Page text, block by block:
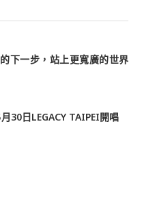
下一步，站上更寬廣的世界
30日LEGACY TAIPEI開唱